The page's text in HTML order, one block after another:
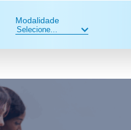
Modalidade